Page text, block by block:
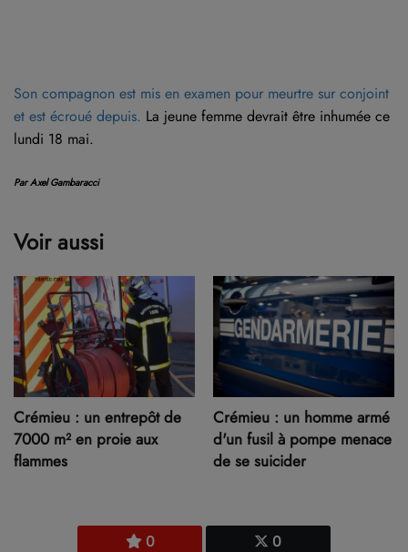
0 0
Son compagnon est mis en examen pour meurtre sur conjoint
et est écroué depuis. La jeune femme devrait être inhumée ce
lundi 18 mai.
Par Axel Gambaracci
Voir aussi
Crémieu : un entrepôt de
7000 m² en proie aux
flammes
Crémieu : un homme armé
d'un fusil à pompe menace
de se suicider